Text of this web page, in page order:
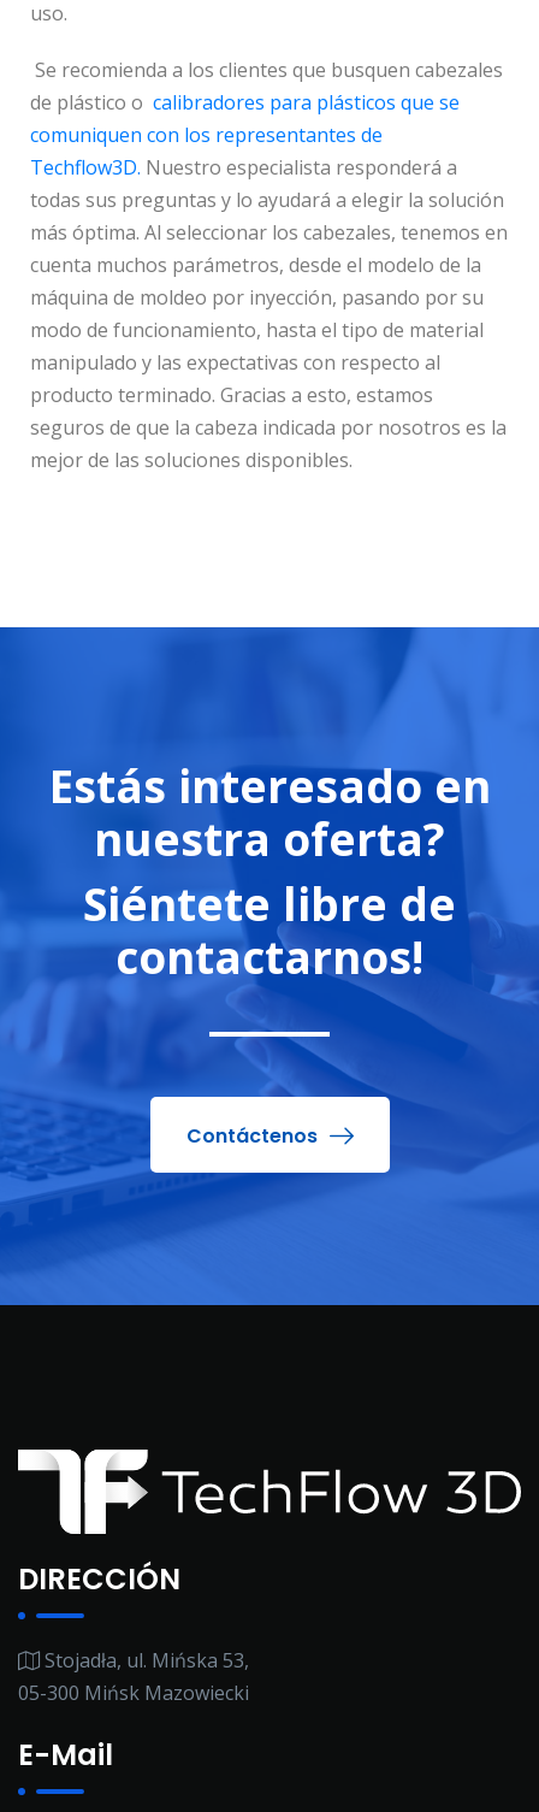
uso.
Se recomienda a los clientes que busquen cabezales
de plástico o calibradores para plásticos que se
comuniquen con los representantes de
Techflow3D. Nuestro especialista responderá a
todas sus preguntas y lo ayudará a elegir la solución
más óptima. Al seleccionar los cabezales, tenemos en
cuenta muchos parámetros, desde el modelo de la
máquina de moldeo por inyección, pasando por su
modo de funcionamiento, hasta el tipo de material
manipulado y las expectativas con respecto al
producto terminado. Gracias a esto, estamos
seguros de que la cabeza indicada por nosotros es la
mejor de las soluciones disponibles.
Estás interesado en
nuestra oferta?
Siéntete libre de
contactarnos!
Contáctenos
DIRECCIÓN
Stojadła, ul. Mińska 53,
05-300 Mińsk Mazowiecki
E-Mail